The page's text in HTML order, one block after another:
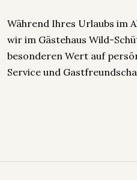
Während Ihres Urlaubs im
wir im Gästehaus Wild-
besonderen Wert auf
Service und